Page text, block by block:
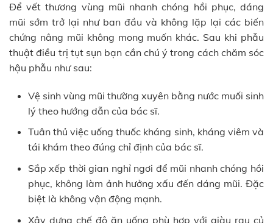
Để vết thương vùng mũi nhanh chóng hồi phục, dáng
mũi sớm trở lại như ban đầu và không lặp lại các biến
chứng nâng mũi không mong muốn khác. Sau khi phẫu
thuật điều trị tụt sụn bạn cần chú ý trong cách chăm sóc
hậu phẫu như sau:
Vệ sinh vùng mũi thường xuyên bằng nước muối sinh
lý theo hướng dẫn của bác sĩ.
Tuân thủ việc uống thuốc kháng sinh, kháng viêm và
tái khám theo đúng chỉ định của bác sĩ.
Sắp xếp thời gian nghỉ ngơi để mũi nhanh chóng hồi
phục, không làm ảnh hưởng xấu đến dáng mũi. Đặc
biệt là không vận động mạnh.
Xây dựng chế độ ăn uống phù hợp với giàu rau củ